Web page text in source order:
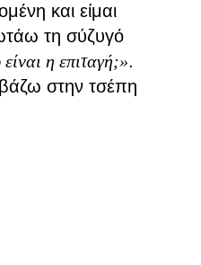
και είμαι
τη σύζυγό
η επιταγή;».
βάζω στην τσέπη